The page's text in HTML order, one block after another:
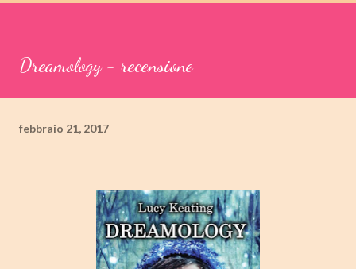
Dreamology - recensione
febbraio 21, 2017